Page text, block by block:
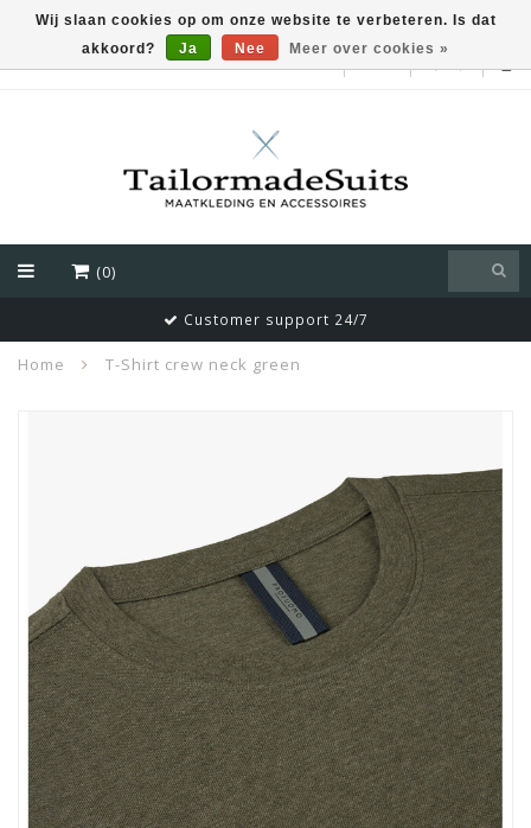
EUR
(0)
Customer support 24/7
Home T-Shirt crew neck green
Wij slaan cookies op om onze website te verbeteren. Is dat
akkoord?
Ja Nee Meer over cookies »